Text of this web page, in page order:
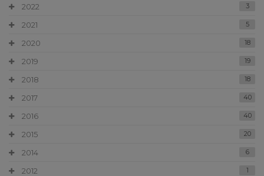
2022 3
2021 5
2020 18
2019 19
2018 18
2017 40
2016 40
2015 20
2014 6
2012 1